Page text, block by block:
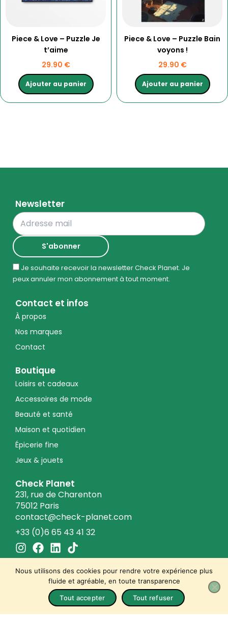
Piece & Love – Puzzle Je
t’aime
29.90 €
Ajouter au panier
Piece & Love – Puzzle Bain
voyons !
29.90 €
Ajouter au panier
Check Planet
231, rue de Charenton
75012 Paris
contact@check-planet.com
+33 (0)6 65 43 41 32
I
n
s
r
F
a
c
o
L
i
n
k
e
d
i
T
i
k
t
o
k
Boutique
Loisirs et cadeaux
Accessoires de mode
Beauté et santé
Maison et quotidien
Épicerie fine
Jeux & jouets
Contact et infos
À propos
Nos marques
Contact
Newsletter
Je souhaite recevoir la newsletter Check Planet. Je
peux annuler mon abonnement à tout moment.
© 2026 Check Planet
Conditions générales de vente
Politique de confidentialité
Nous utilisons des cookies pour rendre votre expérience plus
fluide et agréable, en toute transparence
Tout accepter Tout refuser